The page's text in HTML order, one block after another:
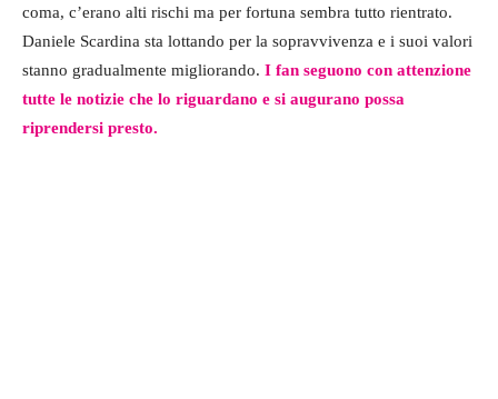
coma, c’erano alti rischi ma per fortuna sembra tutto rientrato.
Daniele Scardina sta lottando per la sopravvivenza e i suoi valori
stanno gradualmente migliorando. I fan seguono con attenzione
tutte le notizie che lo riguardano e si augurano possa
riprendersi presto.